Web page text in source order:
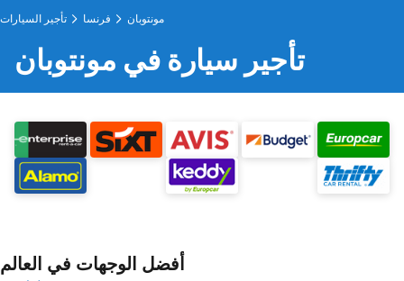
تأجير السيارات فرنسا مونتوبان
تأجير سيارة في مونتوبان
أفضل الوجهات في العالم